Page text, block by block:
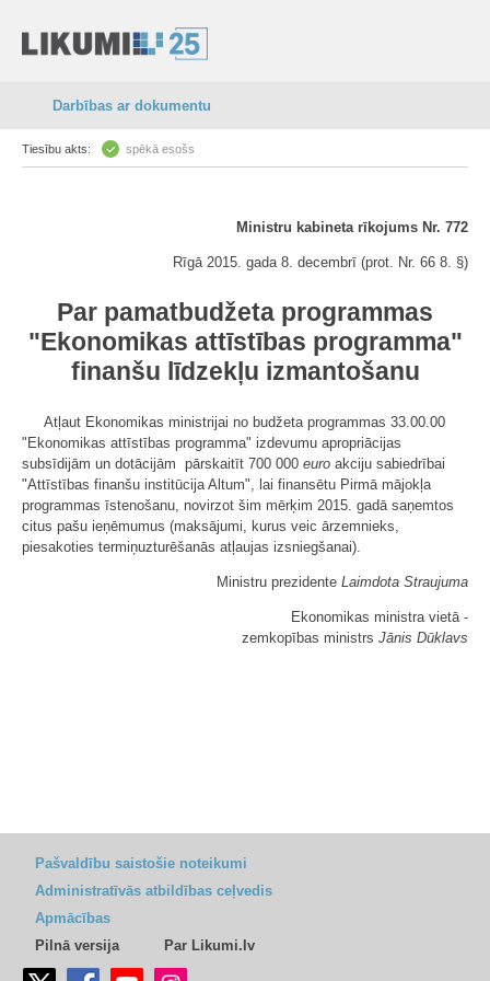
Darbības ar dokumentu
Tiesību akts: spēkā esošs
Ministru kabineta rīkojums Nr. 772
Rīgā 2015. gada 8. decembrī (prot. Nr. 66 8. §)
Par pamatbudžeta programmas
"Ekonomikas attīstības programma"
finanšu līdzekļu izmantošanu
Atļaut Ekonomikas ministrijai no budžeta programmas 33.00.00
"Ekonomikas attīstības programma" izdevumu apropriācijas
subsīdijām un dotācijām pārskaitīt 700 000 euro akciju sabiedrībai
"Attīstības finanšu institūcija Altum", lai finansētu Pirmā mājokļa
programmas īstenošanu, novirzot šim mērķim 2015. gadā saņemtos
citus pašu ieņēmumus (maksājumi, kurus veic ārzemnieks,
piesakoties termiņuzturēšanās atļaujas izsniegšanai).
Ministru prezidente Laimdota Straujuma
Ekonomikas ministra vietā -
zemkopības ministrs Jānis Dūklavs
Pašvaldību saistošie noteikumi
Administratīvās atbildības ceļvedis
Apmācības
Pilnā versija
Par Likumi.lv